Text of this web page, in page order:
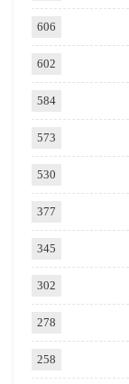
606
602
584
573
530
377
345
302
278
258